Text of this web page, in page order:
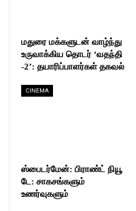
மதுரை மக்களுடன் வாழ்ந்து
உருவாக்கிய தொடர் ‘வதந்தி
-2’: தயாரிப்பாளர்கள் தகவல்
CINEMA
ஸ்பைடர்மேன்: பிராண்ட் நியூ
டே: சாகசங்களும்
உணர்வுகளும்